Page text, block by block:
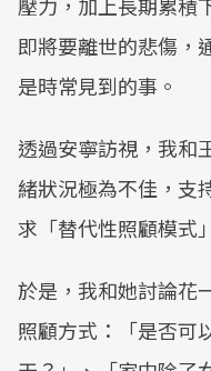
即將要離世的悲傷，
是時常見到的事。
透過安寧訪視，我和
緒狀況極為不佳，支
求「替代性照顧模式
於是，我和她討論花
照顧方式：「是否可